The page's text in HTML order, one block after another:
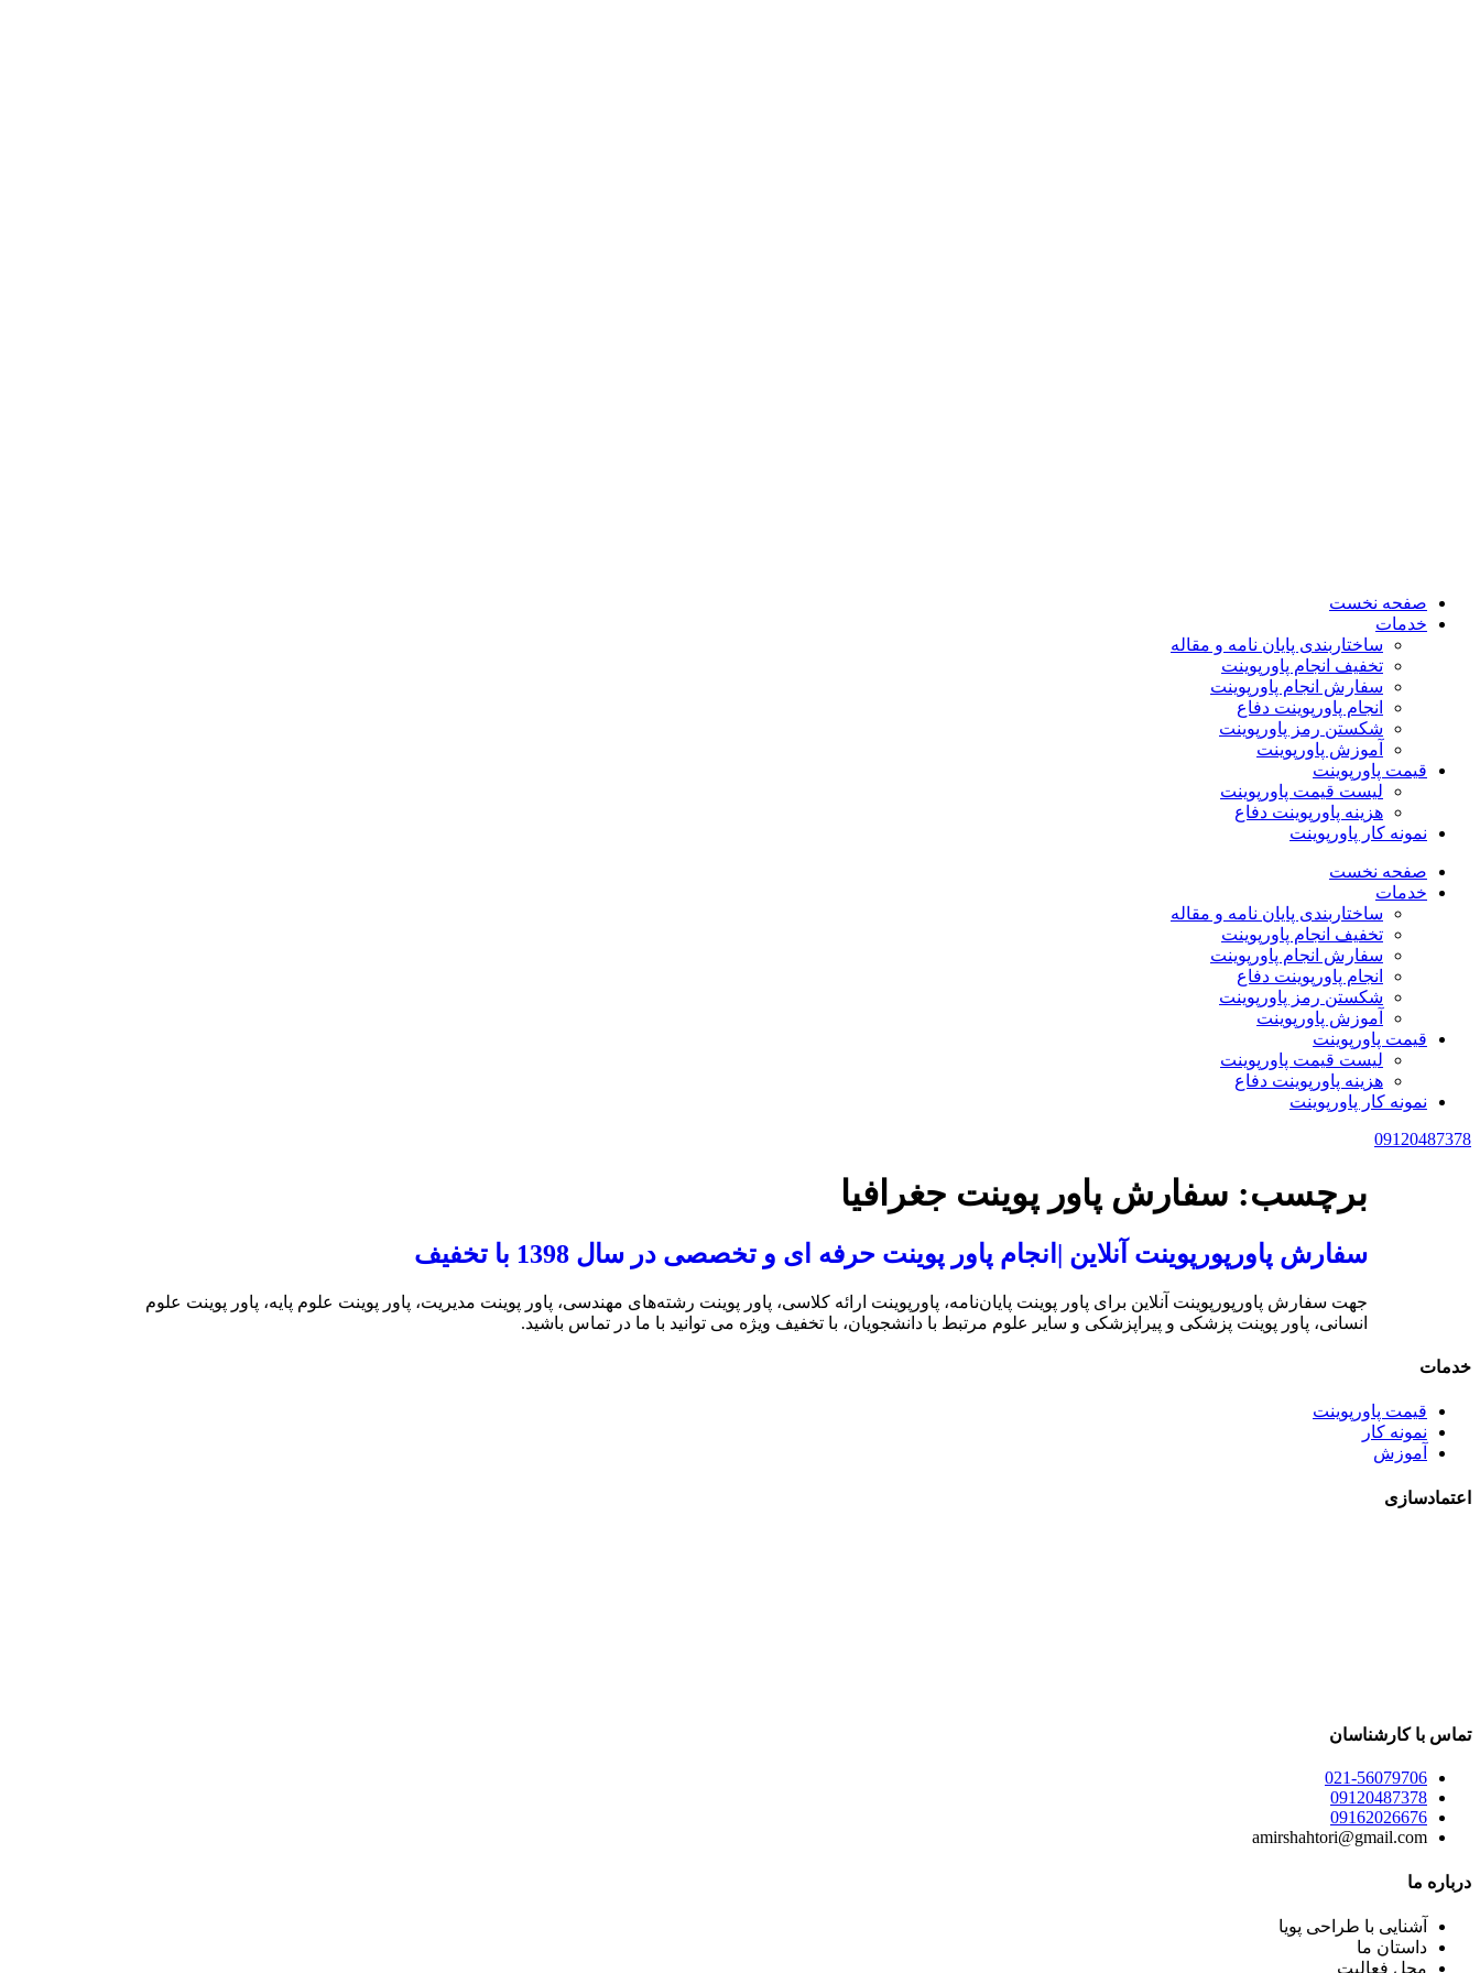
صفحه نخست
خدمات
ساختاربندی پایان نامه و مقاله
تخفیف انجام پاورپوینت
سفارش انجام پاورپوینت
انجام پاورپوینت دفاع
شکستن رمز پاورپوینت
آموزش پاورپوینت
قیمت پاورپوینت
لیست قیمت پاورپوینت
هزینه پاورپوینت دفاع
نمونه کار پاورپوینت
صفحه نخست
خدمات
ساختاربندی پایان نامه و مقاله
تخفیف انجام پاورپوینت
سفارش انجام پاورپوینت
انجام پاورپوینت دفاع
شکستن رمز پاورپوینت
آموزش پاورپوینت
قیمت پاورپوینت
لیست قیمت پاورپوینت
هزینه پاورپوینت دفاع
نمونه کار پاورپوینت
09120487378
برچسب: سفارش پاور پوینت جغرافیا
سفارش پاورپورپوینت آنلاین |انجام پاور پوینت حرفه ای و تخصصی در سال 1398 با تخفیف
جهت سفارش پاورپورپوینت آنلاین برای پاور پوینت پایان‌نامه، پاورپوینت ارائه کلاسی، پاور پوینت رشته‌های مهندسی، پاور پوینت مدیریت، پاور پوینت علوم پایه، پاور پوینت علوم
انسانی، پاور پوینت پزشکی و پیراپزشکی و سایر علوم مرتبط با دانشجویان، با تخفیف ویژه می توانید با ما در تماس باشید.
خدمات
قیمت پاورپوینت
نمونه کار
آموزش
اعتمادسازی
تماس با کارشناسان
021-56079706
09120487378
09162026676
amirshahtori@gmail.com
درباره ما
آشنایی با طراحی پویا
داستان ما
محل فعالیت